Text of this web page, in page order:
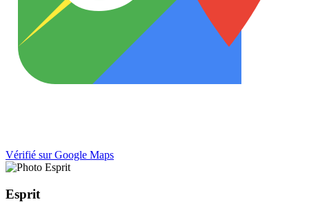
Vérifié sur Google Maps
Esprit